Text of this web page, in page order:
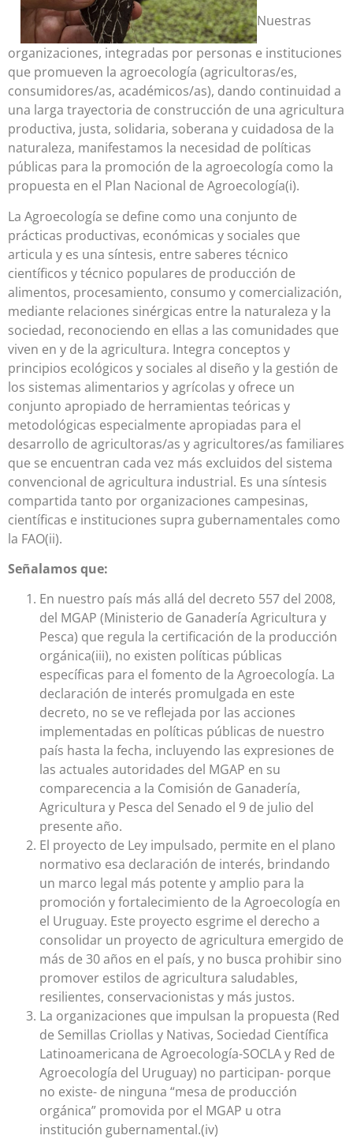
Nuestras
organizaciones, integradas por personas e instituciones
que promueven la agroecología (agricultoras/es,
consumidores/as, académicos/as), dando continuidad a
una larga trayectoria de construcción de una agricultura
productiva, justa, solidaria, soberana y cuidadosa de la
naturaleza, manifestamos la necesidad de políticas
públicas para la promoción de la agroecología como la
propuesta en el Plan Nacional de Agroecología(i).
La Agroecología se define como una conjunto de
prácticas productivas, económicas y sociales que
articula y es una síntesis, entre saberes técnico
científicos y técnico populares de producción de
alimentos, procesamiento, consumo y comercialización,
mediante relaciones sinérgicas entre la naturaleza y la
sociedad, reconociendo en ellas a las comunidades que
viven en y de la agricultura. Integra conceptos y
principios ecológicos y sociales al diseño y la gestión de
los sistemas alimentarios y agrícolas y ofrece un
conjunto apropiado de herramientas teóricas y
metodológicas especialmente apropiadas para el
desarrollo de agricultoras/as y agricultores/as familiares
que se encuentran cada vez más excluidos del sistema
convencional de agricultura industrial. Es una síntesis
compartida tanto por organizaciones campesinas,
científicas e instituciones supra gubernamentales como
la FAO(ii).
Señalamos que:
En nuestro país más allá del decreto 557 del 2008,
del MGAP (Ministerio de Ganadería Agricultura y
Pesca) que regula la certificación de la producción
orgánica(iii), no existen políticas públicas
específicas para el fomento de la Agroecología. La
declaración de interés promulgada en este
decreto, no se ve reflejada por las acciones
implementadas en políticas públicas de nuestro
país hasta la fecha, incluyendo las expresiones de
las actuales autoridades del MGAP en su
comparecencia a la Comisión de Ganadería,
Agricultura y Pesca del Senado el 9 de julio del
presente año.
El proyecto de Ley impulsado, permite en el plano
normativo esa declaración de interés, brindando
un marco legal más potente y amplio para la
promoción y fortalecimiento de la Agroecología en
el Uruguay. Este proyecto esgrime el derecho a
consolidar un proyecto de agricultura emergido de
más de 30 años en el país, y no busca prohibir sino
promover estilos de agricultura saludables,
resilientes, conservacionistas y más justos.
La organizaciones que impulsan la propuesta (Red
de Semillas Criollas y Nativas, Sociedad Científica
Latinoamericana de Agroecología-SOCLA y Red de
Agroecología del Uruguay) no participan- porque
no existe- de ninguna “mesa de producción
orgánica” promovida por el MGAP u otra
institución gubernamental.(iv)